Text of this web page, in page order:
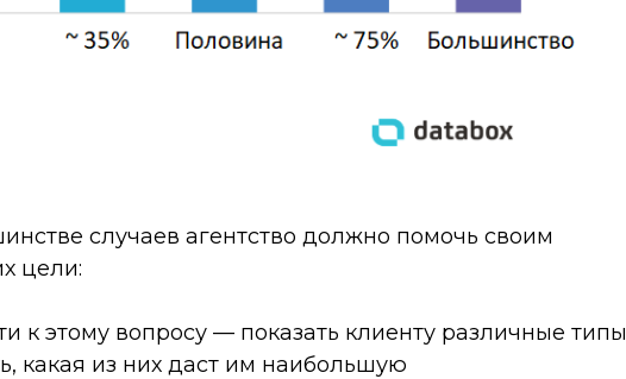
случаев агентство должно помочь своим
цели:
к этому вопросу — показать клиенту различные типы
какая из них даст им наибольшую